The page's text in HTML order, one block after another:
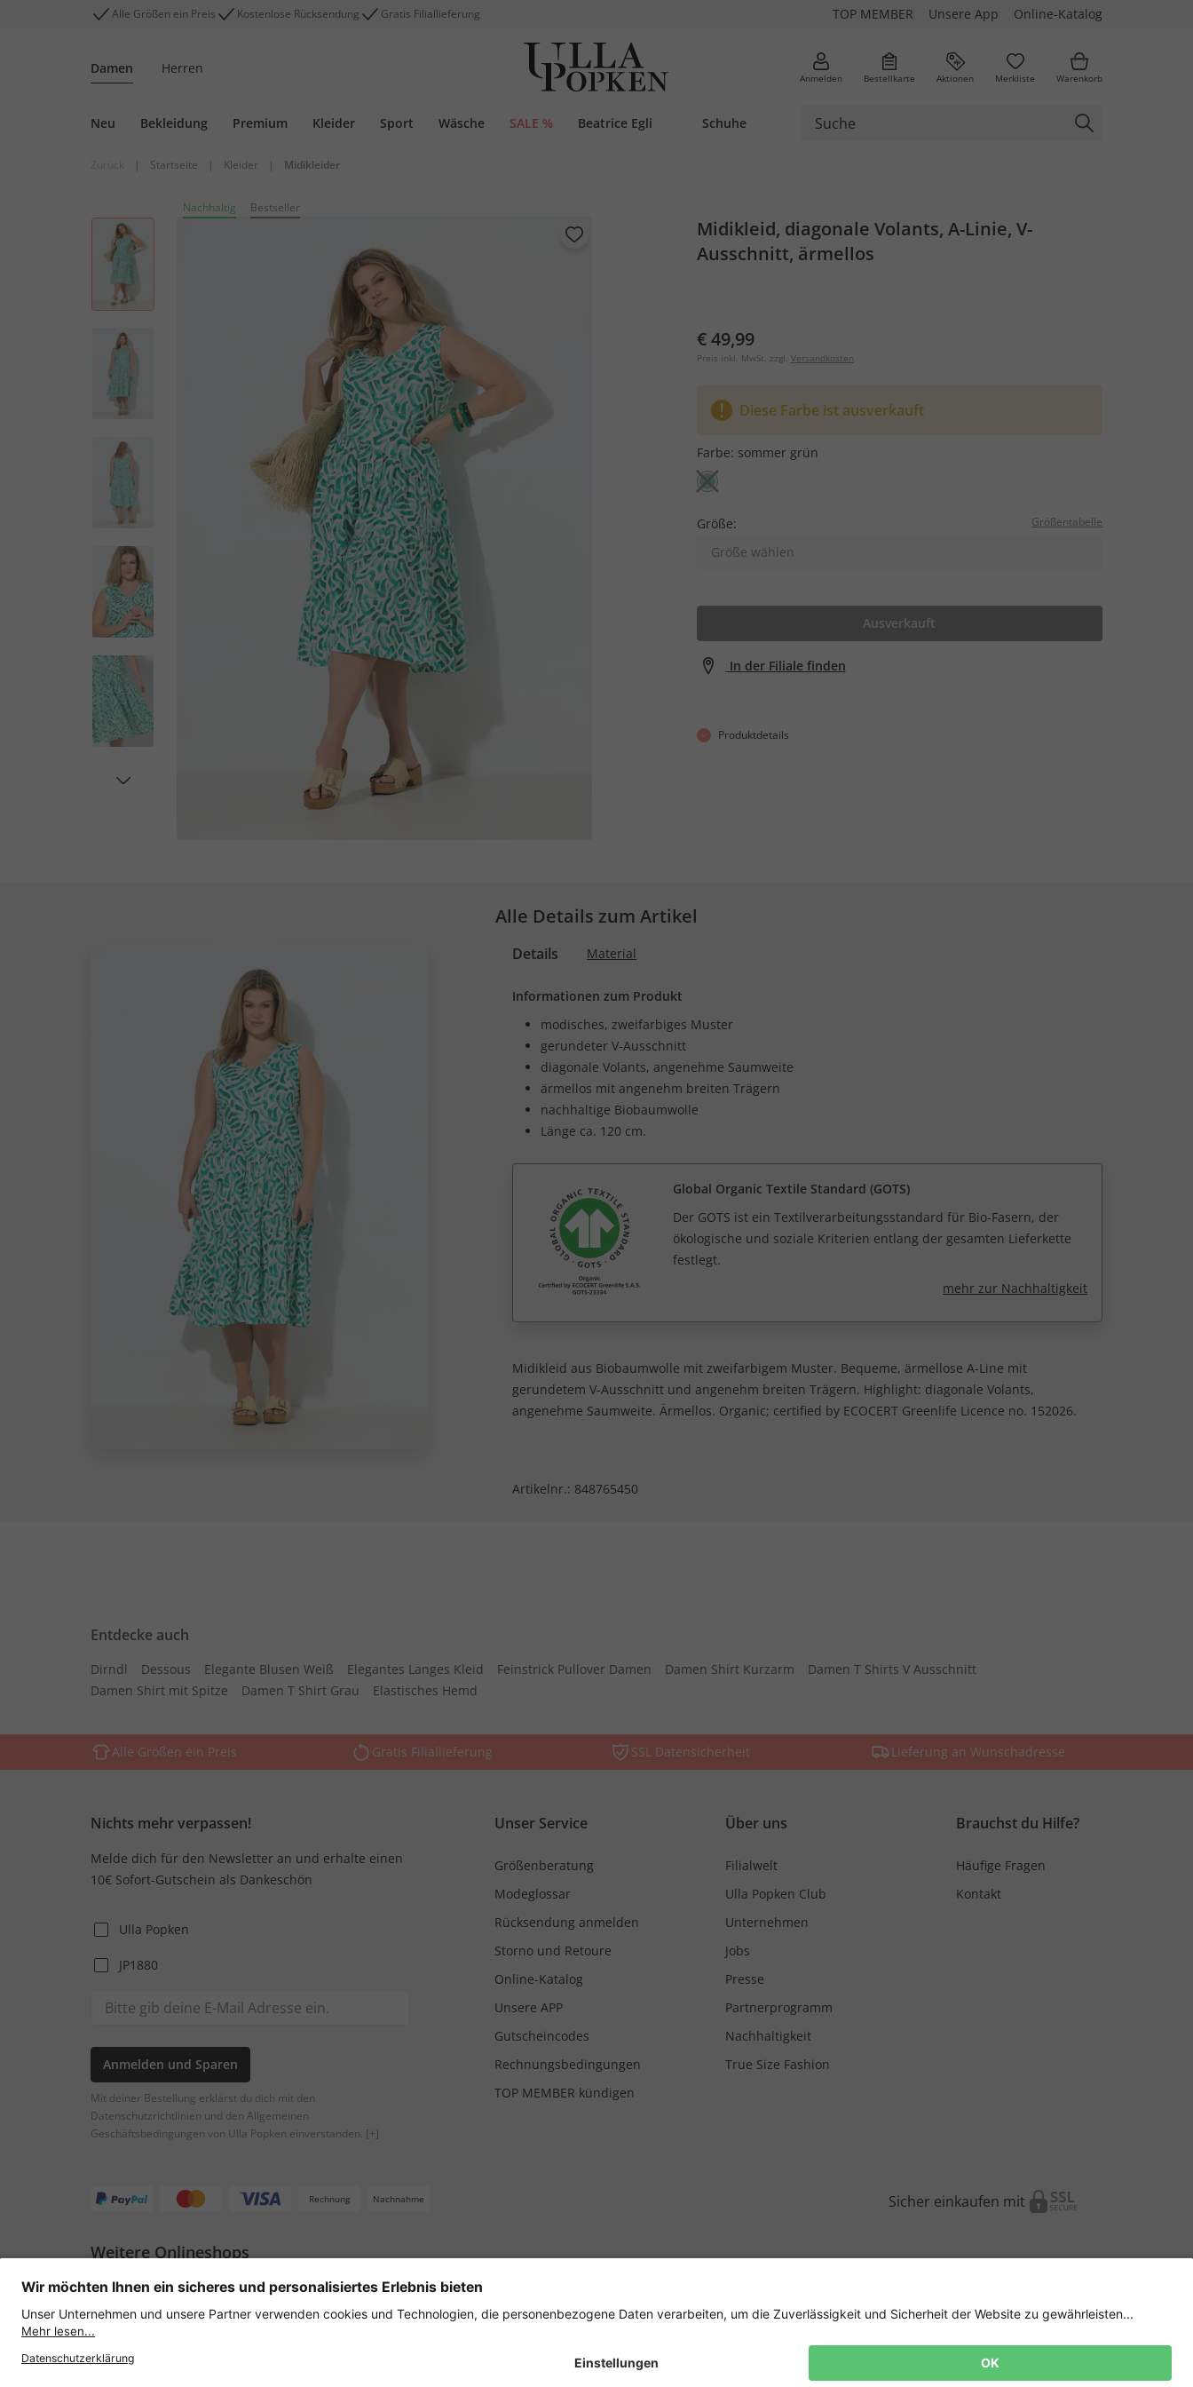
Alle Größen ein Preis Kostenlose Rücksendung Gratis Filiallieferung TOP MEMBER Unsere App Online-Katalog
Damen Herren
Anmelden Bestellkarte Aktionen Merkliste Warenkorb
Neu Bekleidung Premium Kleider Sport Wäsche SALE % Beatrice Egli Schuhe
| Startseite | Kleider | Midikleider
Nachhaltig Bestseller
Midikleid, diagonale Volants, A-Linie, V-
Ausschnitt, ärmellos
€ 49,99
Preis inkl. MwSt. zzgl. Versandkosten
Diese Farbe ist ausverkauft
Farbe: sommer grün
Größe: Größentabelle
Größe wählen
Ausverkauft
In der Filiale finden
Produktdetails
Alle Details zum Artikel
Details Material
Informationen zum Produkt
modisches, zweifarbiges Muster
gerundeter V-Ausschnitt
diagonale Volants, angenehme Saumweite
ärmellos mit angenehm breiten Trägern
nachhaltige Biobaumwolle
Länge ca. 120 cm.
Global Organic Textile Standard (GOTS)
Der GOTS ist ein Textilverarbeitungsstandard für Bio-Fasern, der
ökologische und soziale Kriterien entlang der gesamten Lieferkette
festlegt.
mehr zur Nachhaltigkeit
Midikleid aus Biobaumwolle mit zweifarbigem Muster. Bequeme, ärmellose A-Line mit
gerundetem V-Ausschnitt und angenehm breiten Trägern. Highlight: diagonale Volants,
angenehme Saumweite. Ärmellos. Organic; certified by ECOCERT Greenlife Licence no. 152026.
Artikelnr.: 848765450
Entdecke auch
Dirndl Dessous Elegante Blusen Weiß Elegantes Langes Kleid Feinstrick Pullover Damen Damen Shirt Kurzarm
Damen T Shirts V Ausschnitt
Damen Shirt mit Spitze
Damen T Shirt Grau Elastisches Hemd
Alle Größen ein Preis Gratis Filiallieferung SSL Datensicherheit Lieferung an Wunschadresse
Nichts mehr verpassen!
Melde dich für den Newsletter an und erhalte einen
10€ Sofort-Gutschein als Dankeschön
Ulla Popken
JP1880
Anmelden und Sparen
Mit deiner Bestellung erklärst du dich mit den
Datenschutzrichtlinien und den Allgemeinen
Geschäftsbedingungen von Ulla Popken einverstanden. [+]
Unser Service
Größenberatung
Modeglossar
Rücksendung anmelden
Storno und Retoure
Online-Katalog
Unsere APP
Gutscheincodes
Rechnungsbedingungen
TOP MEMBER kündigen
Über uns
Filialwelt
Ulla Popken Club
Unternehmen
Jobs
Presse
Partnerprogramm
Nachhaltigkeit
True Size Fashion
Brauchst du Hilfe?
Häufige Fragen
Kontakt
Rechnung Nachnahme Sicher einkaufen mit
Weitere Onlineshops
Österreich